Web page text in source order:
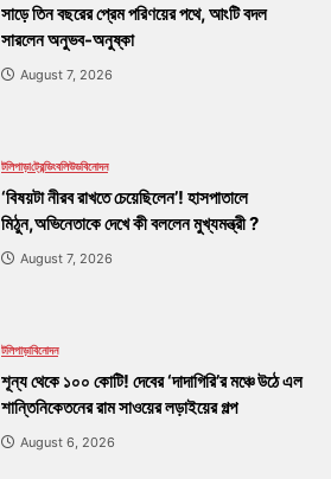
সাড়ে তিন বছরের প্রেম পরিণয়ের পথে, আংটি বদল
সারলেন অনুভব-অনুষ্কা
August 7, 2026
টলিপাড়াট্রেন্ডিংবলিউডবিনোদন
‘বিষয়টা নীরব রাখতে চেয়েছিলেন’! হাসপাতালে
মিঠুন,অভিনেতাকে দেখে কী বললেন মুখ্যমন্ত্রী ?
August 7, 2026
টলিপাড়াবিনোদন
শূন্য থেকে ১০০ কোটি! দেবের ‘দাদাগিরি’র মঞ্চে উঠে এল
শান্তিনিকেতনের রাম সাওয়ের লড়াইয়ের গল্প
August 6, 2026